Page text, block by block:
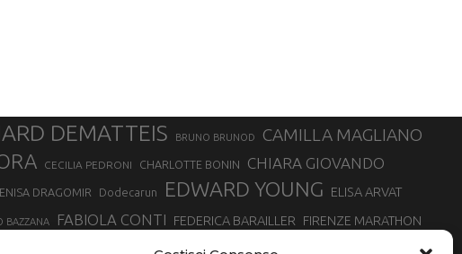
DEMATTEIS BRUNO BRUNOD CAMILLA MAGLIANO
CECILIA PEDRONI CHARLOTTE BONIN CHIARA GIOVANDO
DRAGOMIR Dodecarun EDWARD YOUNG ELISA ARVAT
BAZZANA FABIOLA CONTI FEDERICA BARAILLER FIRENZE MARATHON
GIOVANNA EPIS GIULIANO CAVALLO